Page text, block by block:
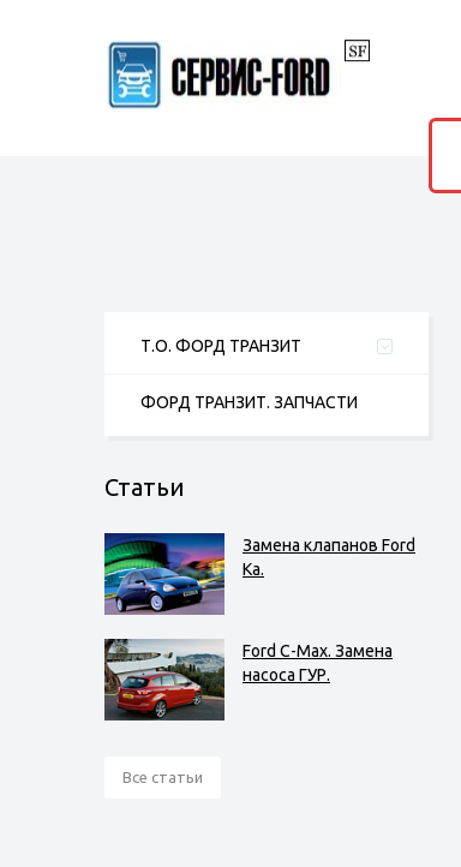
Т.О. ФОРД ТРАНЗИТ
ФОРД ТРАНЗИТ. ЗАПЧАСТИ
Статьи
Замена клапанов Ford
Ka.
Ford C-Max. Замена
насоса ГУР.
Все статьи